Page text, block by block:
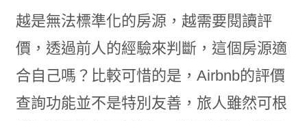
越是無法標準化的房源，越需要閱讀評
價，透過前人的經驗來判斷，這個房源適
合自己嗎？比較可惜的是，Airbnb的評價
查詢功能並不是特別友善，旅人雖然可根